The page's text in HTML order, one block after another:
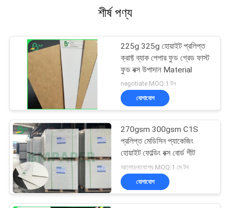
শীর্ষ পণ্য
225g 325g হোয়াইট প্রলিপ্ত
ক্রাফ্ট ব্যাক পেপার ফুড গ্রেড ফাস্ট
ফুড বক্স উপাদান Material
negotiate MOQ:1 টন
যোগাযোগ
270gsm 300gsm C1S
প্রলিপ্ত মেডিসিন প্যাকেজিং
হোয়াইট ফোল্ডিং বক্স বোর্ড শীট
আলোচনাযোগ্য MOQ:1 মে.টন
যোগাযোগ